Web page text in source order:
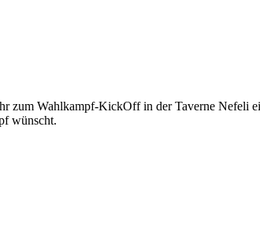
zum Wahlkampf-KickOff in der Taverne Nefeli
wünscht.